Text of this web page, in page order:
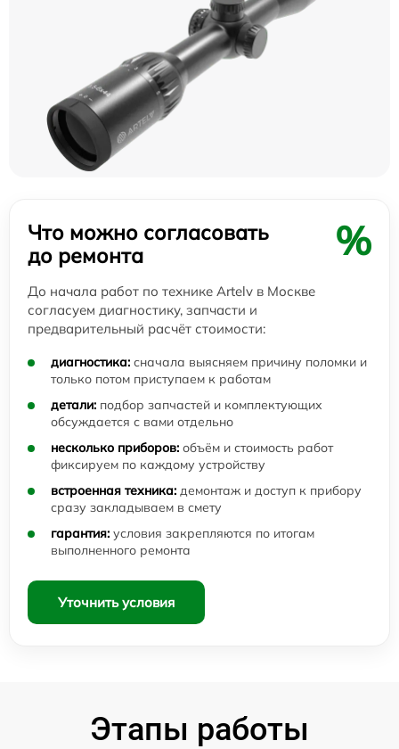
Что можно согласовать
до ремонта
%
До начала работ по технике Artelv в Москве
согласуем диагностику, запчасти и
предварительный расчёт стоимости:
диагностика: сначала выясняем причину поломки и
только потом приступаем к работам
детали: подбор запчастей и комплектующих
обсуждается с вами отдельно
несколько приборов: объём и стоимость работ
фиксируем по каждому устройству
встроенная техника: демонтаж и доступ к прибору
сразу закладываем в смету
гарантия: условия закрепляются по итогам
выполненного ремонта
Уточнить условия
Этапы работы